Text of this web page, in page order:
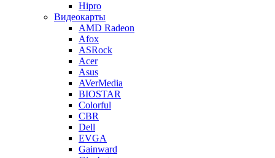
Hipro
Видеокарты
AMD Radeon
Afox
ASRock
Acer
Asus
AVerMedia
BIOSTAR
Colorful
CBR
Dell
EVGA
Gainward